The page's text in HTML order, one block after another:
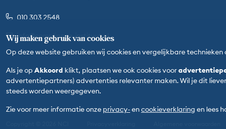
Wij maken gebruik van cookies
Op deze website gebruiken wij cookies en vergelijkbare
Als je opAkkoord klikt, plaatsen we ook cookies voor
advertentiepartners) advertenties relevanter maken. Wil je dit
steeds worden weergegeven.
Zie voor meer informatie onze privacy-encookieverklaring en lees
010 303 2548
info@compliance-instituut.nl